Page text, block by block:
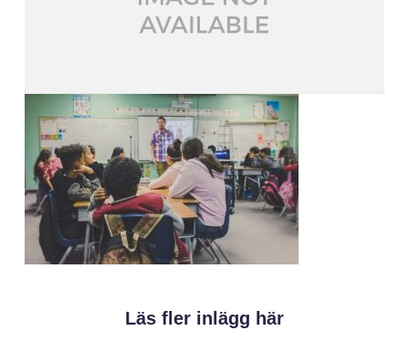
Läs fler inlägg här